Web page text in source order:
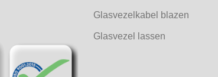
Glasvezelkabel blazen
Glasvezel lassen